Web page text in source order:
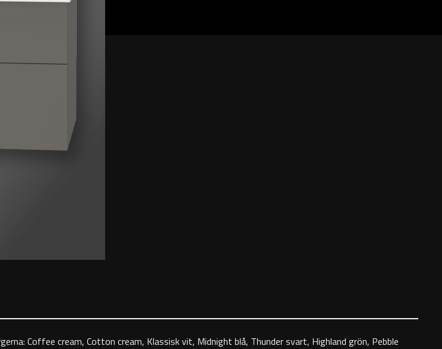
Coffee cream, Cotton cream, Klassisk vit, Midnight blå, Thunder svart, Highland grön, Pebble